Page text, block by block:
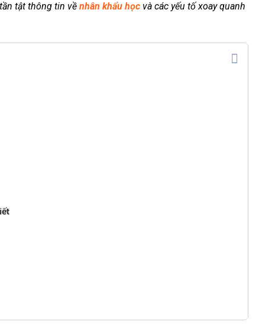
tật thông tin vềnhân khẩu học và các yếu tố xoay quanh